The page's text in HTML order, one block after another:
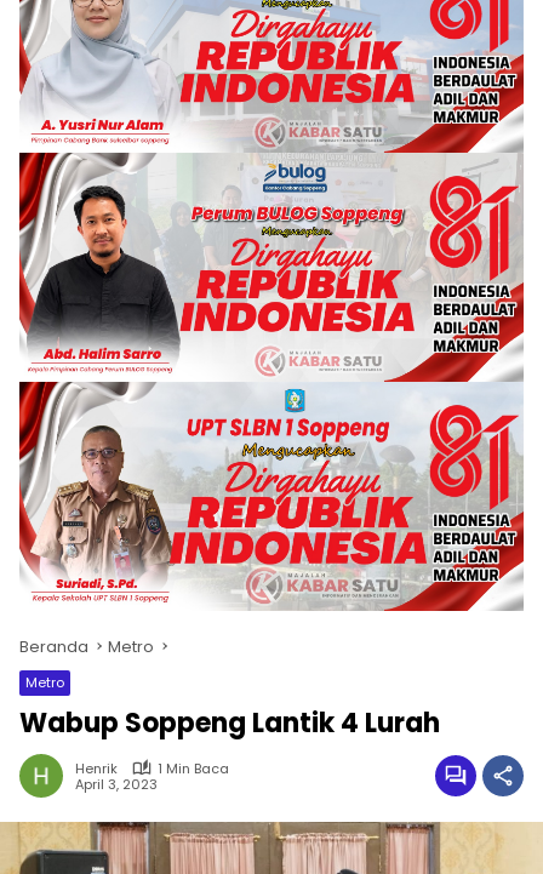
Beranda Metro
Metro
Wabup Soppeng Lantik 4 Lurah
Henrik
1 Min Baca
April 3, 2023